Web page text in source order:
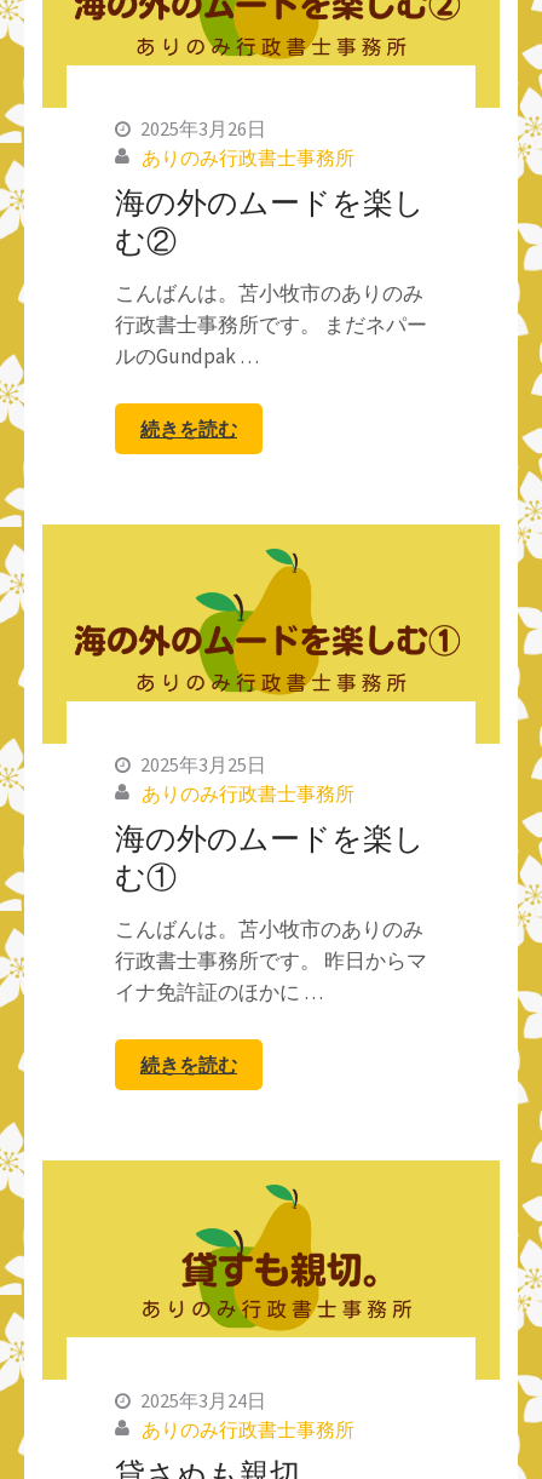
2025年3月26日
ありのみ行政書士事務所
海の外のムードを楽し
む②
こんばんは。苫小牧市のありのみ
行政書士事務所です。 まだネパー
ルのGundpak …
続きを読む
2025年3月25日
ありのみ行政書士事務所
海の外のムードを楽し
む①
こんばんは。苫小牧市のありのみ
行政書士事務所です。 昨日からマ
イナ免許証のほかに …
続きを読む
2025年3月24日
ありのみ行政書士事務所